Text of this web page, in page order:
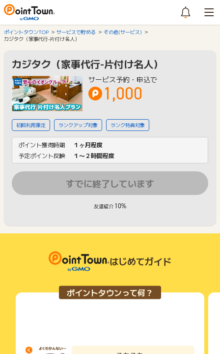
ポイントタウンTOP サービスで貯める
その他(サービス)
カジタク（家事代行-片付け名人）
カジタク（家事代行-片付け名人）
サービス予約・申込で
1,000
初回利用限定 ランクアップ対象 ランク特典対象
ポイント獲得時期
１ヶ月程度
予定ポイント反映
１〜２時間程度
すでに終了しています
友達紹介 10%
はじめてガイド
ポイントタウンって何？